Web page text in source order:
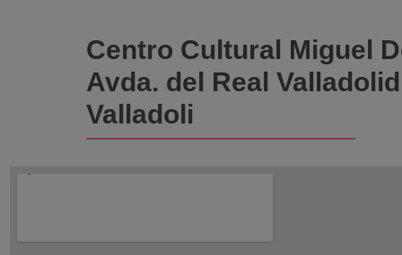
Centro Cultural Miguel
Avda. del Real
Valladoli